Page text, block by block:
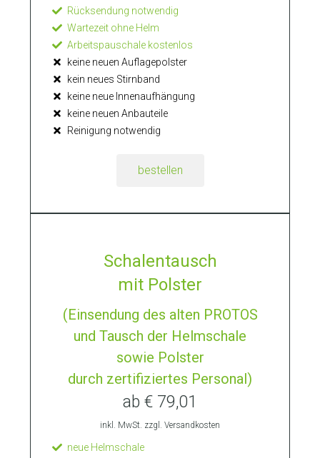
Rücksendung notwendig
Wartezeit ohne Helm
Arbeitspauschale kostenlos
keine neuen Auflagepolster
kein neues Stirnband
keine neue Innenaufhängung
keine neuen Anbauteile
Reinigung notwendig
bestellen
Schalentausch
mit Polster
(Einsendung des alten PROTOS
und Tausch der Helmschale
sowie Polster
durch zertifiziertes Personal)
ab € 79,01
inkl. MwSt. zzgl. Versandkosten
neue Helmschale